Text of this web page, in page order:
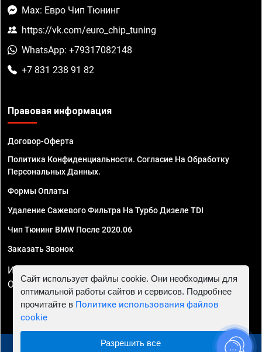
Max: Евро Чип Тюнинг
https://vk.com/euro_chip_tuning
WhatsApp: +79317082148
+7 831 238 91 82
Правовая информация
Договор-Оферта
Политика Конфиденциальности. Согласие На Обработку
Персональных Данных.
Формы Оплаты
Удаление Сажевого Фильтра На Турбо Дизеле TDI
Чип Тюнинг BMW После 2020.06
Заказать Звонок
ИП Смирнов Георгий Павлович. ИНН 781302555843,
ОГРНИП 324470400032610
© 2010 - 2026 Чип тюнинг в Нижнем Новгороде -
Сайт использует файлы cookie. Они необходимы для
оптимальной работы сайтов и сервисов. Подробнее
прочитайте в Политике использования файлов
cookie
Разрешить все